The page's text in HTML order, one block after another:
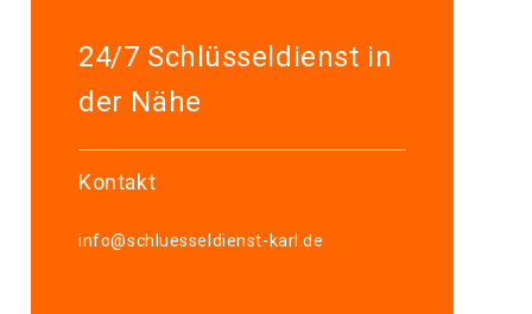
24/7 Schlüsseldienst in
der Nähe
Kontakt
info@schluesseldienst-karl.de